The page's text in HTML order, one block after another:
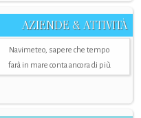
AZIENDE & ATTIVITÀ
Navimeteo, sapere che tempo
farà in mare conta ancora di più